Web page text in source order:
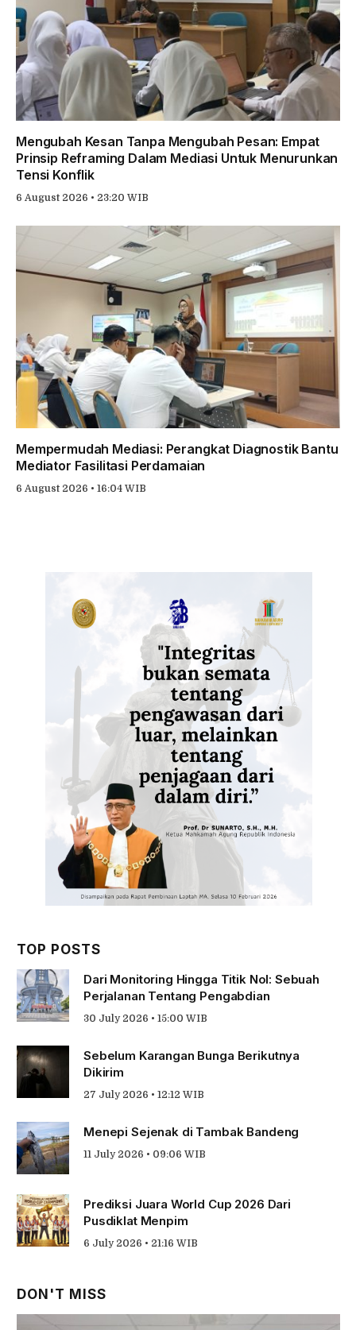
Mengubah Kesan Tanpa Mengubah Pesan: Empat
Prinsip Reframing Dalam Mediasi Untuk Menurunkan
Tensi Konflik
6 August 2026 • 23:20 WIB
Mempermudah Mediasi: Perangkat Diagnostik Bantu
Mediator Fasilitasi Perdamaian
6 August 2026 • 16:04 WIB
TOP POSTS
Dari Monitoring Hingga Titik Nol: Sebuah
Perjalanan Tentang Pengabdian
30 July 2026 • 15:00 WIB
Sebelum Karangan Bunga Berikutnya
Dikirim
27 July 2026 • 12:12 WIB
Menepi Sejenak di Tambak Bandeng
11 July 2026 • 09:06 WIB
Prediksi Juara World Cup 2026 Dari
Pusdiklat Menpim
6 July 2026 • 21:16 WIB
DON'T MISS